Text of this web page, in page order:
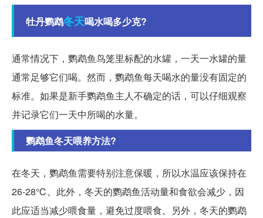
牡丹鹦鹉冬天喝水喝多少克?
通常情况下，鹦鹉鱼鸟笼里标配的水罐，一天一水罐的量
通常足够它们喝。然而，鹦鹉鱼每天喝水的量没有固定的
标准。如果是新手鹦鹉鱼主人不确定的话，可以仔细观察
并记录它们一天中所喝的水量。
鹦鹉鱼冬天喂养方法?
在冬天，鹦鹉鱼需要特别注意保暖，所以水温应该保持在
26-28℃。此外，冬天的鹦鹉鱼活动量和食欲会减少，因
此应适当减少喂食量，避免过度喂食。另外，冬天的鹦鹉